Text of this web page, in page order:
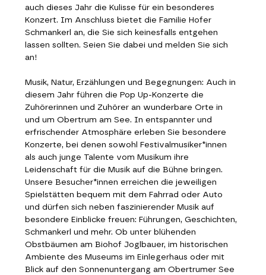
auch dieses Jahr die Kulisse für ein besonderes
Konzert. Im Anschluss bietet die Familie Hofer
Schmankerl an, die Sie sich keinesfalls entgehen
lassen sollten. Seien Sie dabei und melden Sie sich
an!
Musik, Natur, Erzählungen und Begegnungen: Auch in
diesem Jahr führen die Pop Up-Konzerte die
Zuhörerinnen und Zuhörer an wunderbare Orte in
und um Obertrum am See. In entspannter und
erfrischender Atmosphäre erleben Sie besondere
Konzerte, bei denen sowohl Festivalmusiker*innen
als auch junge Talente vom Musikum ihre
Leidenschaft für die Musik auf die Bühne bringen.
Unsere Besucher*innen erreichen die jeweiligen
Spielstätten bequem mit dem Fahrrad oder Auto
und dürfen sich neben faszinierender Musik auf
besondere Einblicke freuen: Führungen, Geschichten,
Schmankerl und mehr. Ob unter blühenden
Obstbäumen am Biohof Joglbauer, im historischen
Ambiente des Museums im Einlegerhaus oder mit
Blick auf den Sonnenuntergang am Obertrumer See